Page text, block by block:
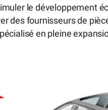
le développement
des fournisseurs de
en pleine